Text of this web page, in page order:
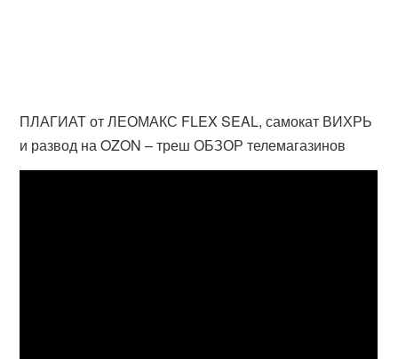
ПЛАГИАТ от ЛЕОМАКС FLEX SEAL, самокат ВИХРЬ
и развод на OZON – треш ОБЗОР телемагазинов